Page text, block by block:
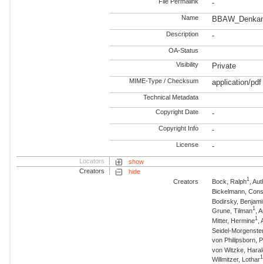
-
Name
Description -
OA-Status
Visibility Private
MIME-Type / Checksum application/pdf
Technical Metadata
Copyright Date -
Copyright Info -
License -
Locators
show
Creators
hide
Creators
Bock, Ralph1 ,
Bickelmann,
Bodirsky,
Grune, Tilman1 ,
Mitter, Hermine1
Seidel-
von Philipsborn,
von Witzke,
Willmitzer, Lothar1